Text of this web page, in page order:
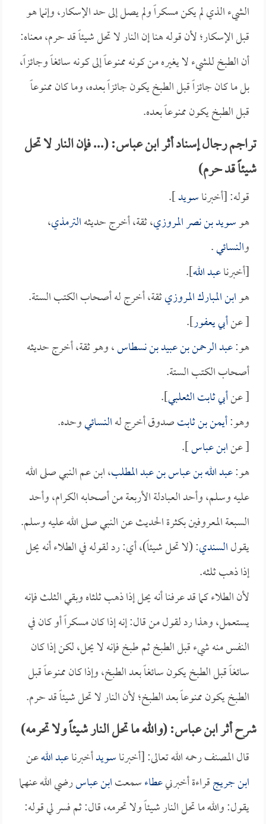
الشيء الذي لم يكن مسكراً ولم يصل إلى حد الإسكار، وإنما هو
قبل الإسكار؛ لأن قوله هنا إن النار لا تحل شيئاً قد حرم، معناه:
أن الطبخ للشيء لا يغيره من كونه ممنوعاً إلى كونه سائغاً وجائزاً،
بل ما كان جائزاً قبل الطبخ يكون جائزاً بعده، وما كان ممنوعاً
قبل الطبخ يكون ممنوعاً بعده.
تراجم رجال إسناد أثر ابن عباس: (... فإن النار لا تحل
شيئاً قد حرم)
قوله: [أخبرناسويد].
هوسويد بن نصر المروزي، ثقة، أخرج حديثهالترمذي،
والنسائي.
[أخبرناعبد الله].
هوابن المبارك المروزيثقة، أخرج له أصحاب الكتب الستة.
[ عنأبي يعفور].
هو:عبد الرحمن بن عبيد بن نسطاس، وهو ثقة، أخرج حديثه
أصحاب الكتب الستة.
[ عنأبي ثابت الثعلبي].
وهو:أيمن بن ثابتصدوق أخرج لهالنسائيوحده.
[ عنابن عباس].
هو:عبد الله بن عباس بن عبد المطلب، ابن عم النبي صلى الله
عليه وسلم، وأحد العبادلة الأربعة من أصحابه الكرام، وأحد
السبعة المعروفين بكثرة الحديث عن النبي صلى الله عليه وسلم.
يقولالسندي: (لا تحل شيئاً)، أي: رد لقوله في الطلاء أنه يحل
إذا ذهب ثلثه.
لأن الطلاء كما قد عرفنا أنه يحل إذا ذهب ثلثاه وبقي الثلث فإنه
يستعمل، وهذا رد لقول من قال: إنه إذا كان مسكراً أو كان في
النفس منه شيء قبل الطبخ ثم طبخ فإنه لا يحل، لكن إذا كان
سائغاً قبل الطبخ يكون سائغاً بعد الطبخ، وإذا كان ممنوعاً قبل
الطبخ يكون ممنوعاً بعد الطبخ؛ لأن النار لا تحل شيئاً قد حرم.
شرح أثر ابن عباس: (والله ما تحل النار شيئاً ولا تحرمه)
قال المصنف رحمه الله تعالى: [أخبرناسويدأخبرناعبد اللهعن
ابن جريجقراءة أخبرنيعطاءسمعتابن عباسرضي الله عنهما
يقول: والله ما تحل النار شيئاً ولا تحرمه، قال: ثم فسر لي قوله: